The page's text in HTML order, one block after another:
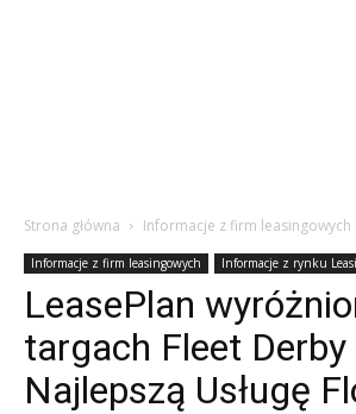
Strona główna Informacje z firm leasingowych
Informacje z firm leasingowych Informacje z rynku
LeasePlan
targach Fleet Derby
Najlepszą Usługę